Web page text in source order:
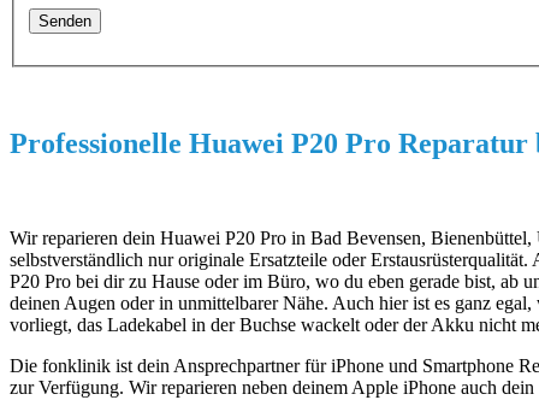
Professionelle Huawei P20 Pro
Wir reparieren dein Huawei P20 Pro in Bad Bevensen,
selbstverständlich nur originale Ersatzteile oder
P20 Pro bei dir zu Hause oder im Büro, wo du eben gerade bist, ab
deinen Augen oder in unmittelbarer Nähe. Auch hier ist es ganz
vorliegt, das Ladekabel in der Buchse wackelt oder der Akku nicht
Die fonklinik ist dein Ansprechpartner für iPhone und Smartphone
zur Verfügung. Wir reparieren neben deinem Apple iPhone auch